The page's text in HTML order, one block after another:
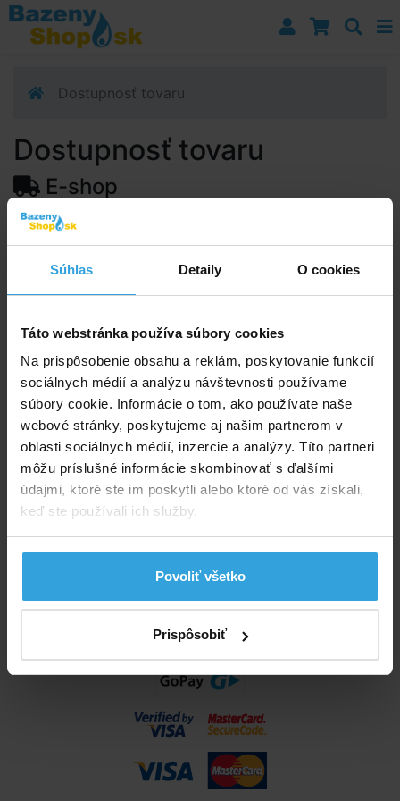
Súhlas Detaily O cookies
Táto webstránka používa súbory cookies
Na prispôsobenie obsahu a reklám, poskytovanie funkcií
sociálnych médií a analýzu návštevnosti používame
súbory cookie. Informácie o tom, ako používate naše
webové stránky, poskytujeme aj našim partnerom v
oblasti sociálnych médií, inzercie a analýzy. Títo partneri
môžu príslušné informácie skombinovať s ďalšími
údajmi, ktoré ste im poskytli alebo ktoré od vás získali,
keď ste používali ich služby.
Povoliť všetko
Prispôsobiť
Prejsť k navigácii
Prejsť na obsah
Prejsť k bočnému stĺpci
Dostupnosť tovaru
Dostupnosť tovaru
E-shop
Dostupnosť:
výdajné miesto:
11.08.2026
môže sa zmeniť.
Poradíme vám!
info@bazenyshop.sk
02 2057 0035
Telefónne číslo neslúži na objednaní tovaru
Všetko o nákupe
Obchodné podmienky
Možnosti dopravy a platby
Reklamácie
Odstúpenie od zmluvy